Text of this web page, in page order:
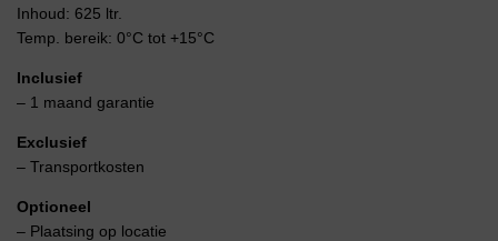
Inhoud: 625 ltr.
Temp. bereik: 0°C tot +15°C
Inclusief
– 1 maand garantie
Exclusief
– Transportkosten
Optioneel
– Plaatsing op locatie